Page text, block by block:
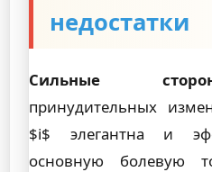
недостатки
Сильные
принудительных
$i$ элегантна и
основную болевую